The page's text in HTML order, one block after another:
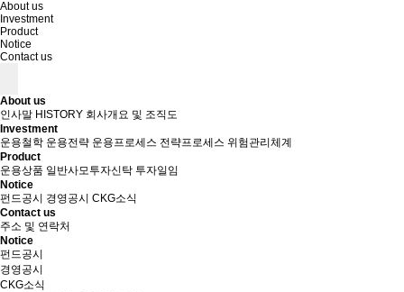
About us
Investment
Product
Notice
Contact us
About us
인사말 HISTORY 회사개요 및 조직도
Investment
운용철학 운용전략 운용프로세스 전략프로세스 위험관리체계
Product
운용상품 일반사모투자신탁 투자일임
Notice
펀드공시
경영공시 CKG소식
Contact us
주소 및 연락처
Notice
펀드공시
경영공시
CKG소식